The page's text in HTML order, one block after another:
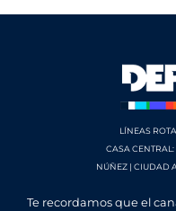
LÍNEAS
CASA
NÚÑEZ | CIUDAD
Te recordamos que el